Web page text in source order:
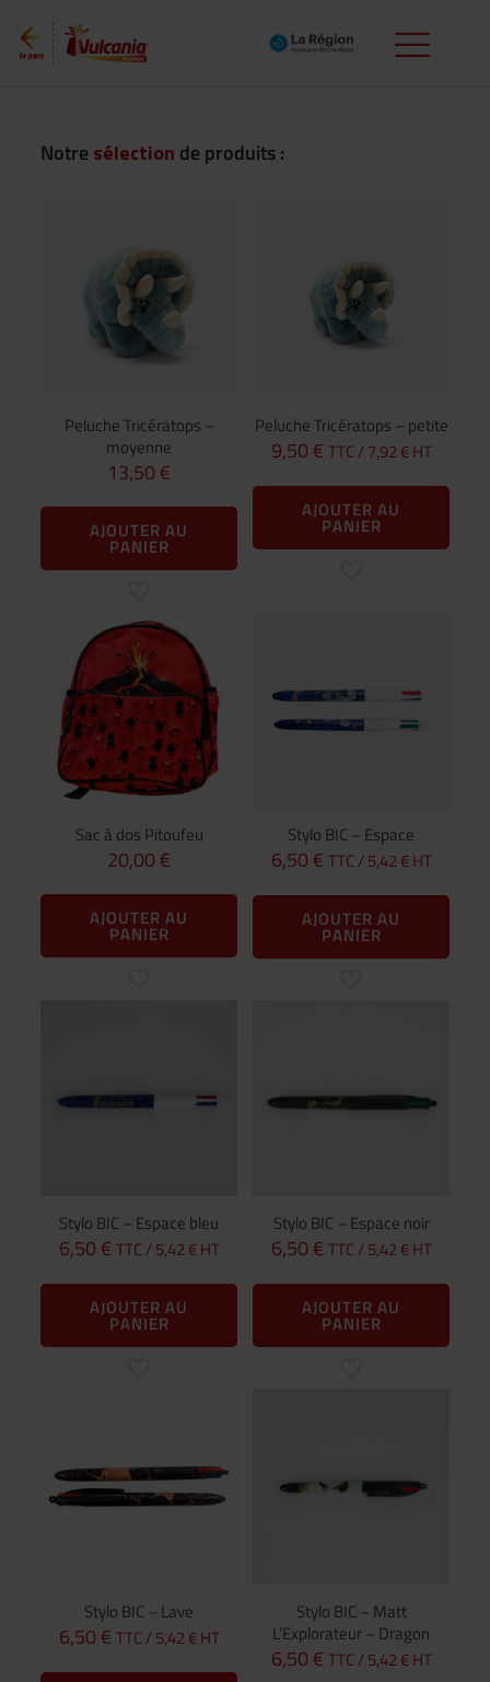
Notre sélection de produits :
Peluche Tricératops –
moyenne
13,50€
AJOUTER AU
PANIER
Peluche Tricératops – petite
9,50€ TTC /7,92 €HT
AJOUTER AU
PANIER
Sac à dos Pitoufeu
20,00€
AJOUTER AU
PANIER
Stylo BIC – Espace
6,50€ TTC /5,42 €HT
AJOUTER AU
PANIER
Stylo BIC – Espace bleu
6,50€ TTC /5,42 €HT
AJOUTER AU
PANIER
Stylo BIC – Espace noir
6,50€ TTC /5,42 €HT
AJOUTER AU
PANIER
Stylo BIC – Lave
6,50€ TTC /5,42 €HT
Stylo BIC – Matt
L’Explorateur – Dragon
6,50€ TTC /5,42 €HT